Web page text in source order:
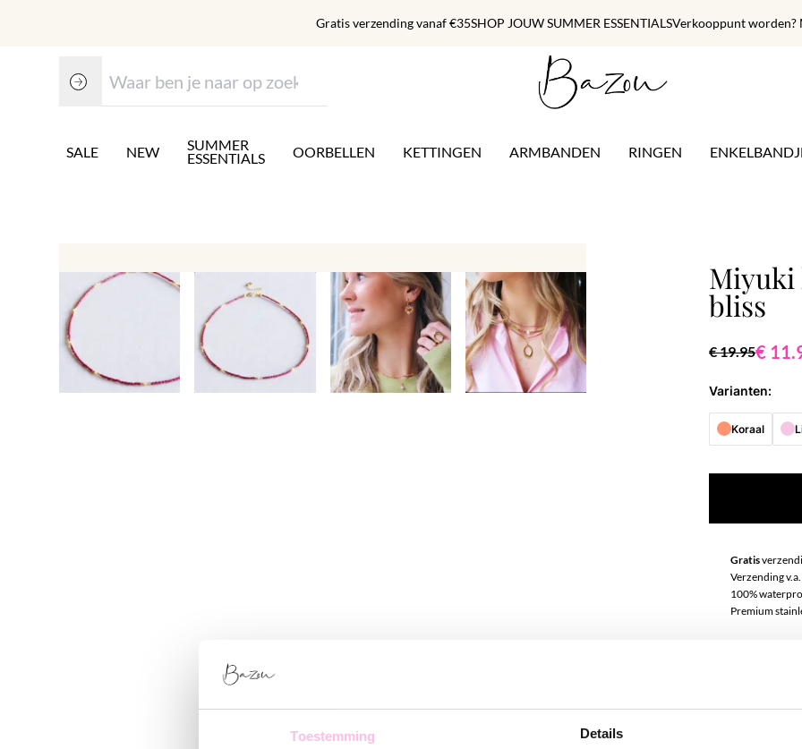
Toestemming Details
Gratis verzending vanaf €35SHOP JOUW SUMMER ESSENTIALSVerkooppunt worden?
SALE NEW SUMMER
ESSENTIALS OORBELLEN KETTINGEN ARMBANDEN RINGEN
Miyuki
bliss
€ 19.95€
Varianten:
Koraal
Gratis
Verzending
100%
Premium
Kom
Draag deze